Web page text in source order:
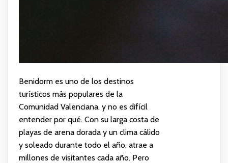
Benidorm es uno de los destinos
turísticos más populares de la
Comunidad Valenciana, y no es difícil
entender por qué. Con su larga costa de
playas de arena dorada y un clima cálido
y soleado durante todo el año, atrae a
millones de visitantes cada año. Pero